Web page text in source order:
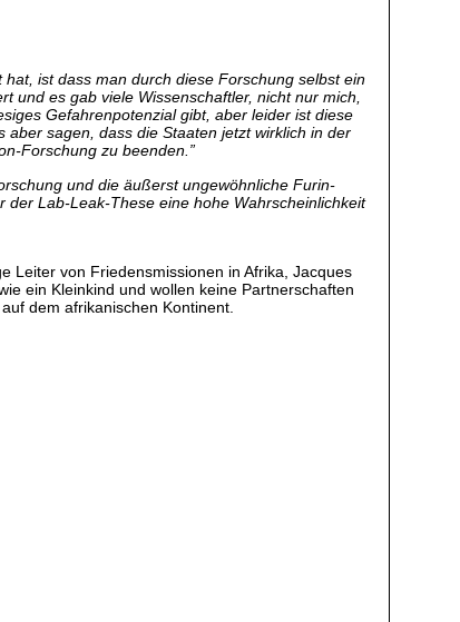
ist dass man durch diese Forschung selbst ein
und es gab viele Wissenschaftler, nicht nur mich,
Gefahrenpotenzial gibt, aber leider ist diese
sagen, dass die Staaten jetzt wirklich in der
Forschung zu beenden.”
und die äußerst ungewöhnliche Furin-
der Lab-Leak-These eine hohe Wahrscheinlichkeit
Leiter von Friedensmissionen in Afrika, Jacques
ein Kleinkind und wollen keine Partnerschaften
dem afrikanischen Kontinent.